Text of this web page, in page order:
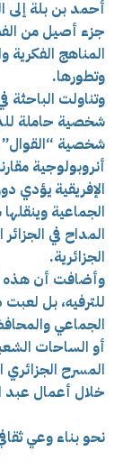
أحمد بن بلة إلى
جزء أصيل من
المناهج الفكرية
وتطورها.
وتناولت الباحثة
شخصية حاملة
شخصية “القوال”
أنروبولوجية
الإفريقية يؤدي
الجماعية
المداح في
الجزائرية.
وأضافت أن هذه
للترفيه، بل
الجماعي
أو الساحات
المسرح
خلال أعمال عبد
نحو بناء وعي